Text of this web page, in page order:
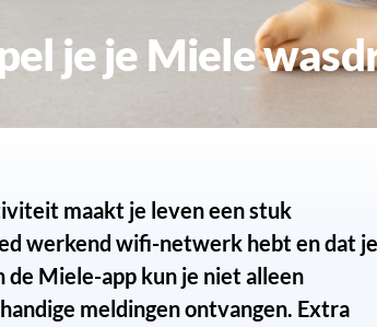
je je Miele
maakt je leven een stuk
werkend wifi-netwerk hebt en dat je
Miele-app kun je niet alleen
meldingen ontvangen. Extra